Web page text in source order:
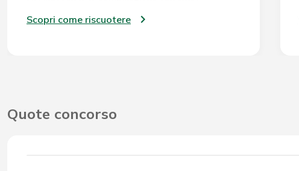
Scopri come riscuotere
Quote concorso